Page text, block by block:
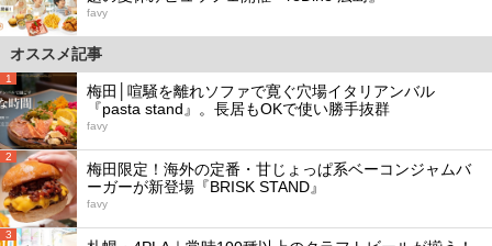
favy
オススメ記事
1
梅田│喧騒を離れソファで寛ぐ穴場イタリアンバル
『pasta stand』。長居もOKで使い勝手抜群
favy
2
梅田限定！海外の定番・甘じょっぱ系ベーコンジャムバ
ーガーが新登場『BRISK STAND』
favy
3